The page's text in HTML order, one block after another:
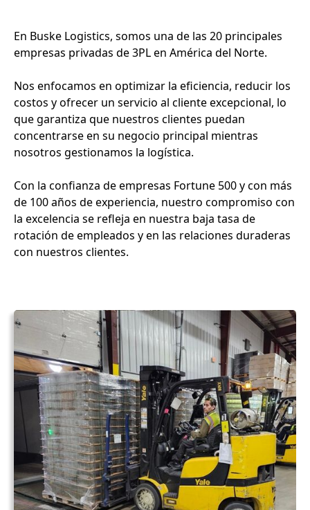
En Buske Logistics, somos una de las 20 principales
empresas privadas de 3PL en América del Norte.
Nos enfocamos en optimizar la eficiencia, reducir los
costos y ofrecer un servicio al cliente excepcional, lo
que garantiza que nuestros clientes puedan
concentrarse en su negocio principal mientras
nosotros gestionamos la logística.
Con la confianza de empresas Fortune 500 y con más
de 100 años de experiencia, nuestro compromiso con
la excelencia se refleja en nuestra baja tasa de
rotación de empleados y en las relaciones duraderas
con nuestros clientes.